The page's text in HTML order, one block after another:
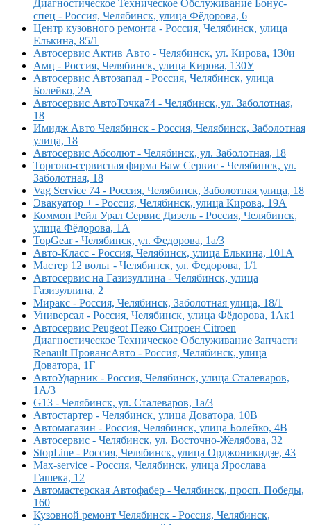
Диагностическое Техническое Обслуживание Бонус-
спец - Россия, Челябинск, улица Фёдорова, 6
Центр кузовного ремонта - Россия, Челябинск, улица
Елькина, 85/1
Автосервис Актив Авто - Челябинск, ул. Кирова, 130и
Амц - Россия, Челябинск, улица Кирова, 130У
Автосервис Автозапад - Россия, Челябинск, улица
Болейко, 2А
Автосервис АвтоТочка74 - Челябинск, ул. Заболотная,
18
Имидж Авто Челябинск - Россия, Челябинск, Заболотная
улица, 18
Автосервис Абсолют - Челябинск, ул. Заболотная, 18
Торгово-сервисная фирма Baw Сервис - Челябинск, ул.
Заболотная, 18
Vag Service 74 - Россия, Челябинск, Заболотная улица, 18
Эвакуатор + - Россия, Челябинск, улица Кирова, 19А
Коммон Рейл Урал Сервис Дизель - Россия, Челябинск,
улица Фёдорова, 1А
TopGear - Челябинск, ул. Федорова, 1а/3
Авто-Класс - Россия, Челябинск, улица Елькина, 101А
Мастер 12 вольт - Челябинск, ул. Федорова, 1/1
Автосервис на Газизуллина - Челябинск, улица
Газизуллина, 2
Миракс - Россия, Челябинск, Заболотная улица, 18/1
Универсал - Россия, Челябинск, улица Фёдорова, 1Ак1
Автосервис Peugeot Пежо Ситроен Citroen
Диагностическое Техническое Обслуживание Запчасти
Renault ПровансАвто - Россия, Челябинск, улица
Доватора, 1Г
АвтоУдарник - Россия, Челябинск, улица Сталеваров,
1А/3
G13 - Челябинск, ул. Сталеваров, 1а/3
Автостартер - Челябинск, улица Доватора, 10В
Автомагазин - Россия, Челябинск, улица Болейко, 4В
Автосервис - Челябинск, ул. Восточно-Желябова, 32
StopLine - Россия, Челябинск, улица Орджоникидзе, 43
Max-service - Россия, Челябинск, улица Ярослава
Гашека, 12
Автомастерская Автофабер - Челябинск, просп. Победы,
160
Кузовной ремонт Челябинск - Россия, Челябинск,